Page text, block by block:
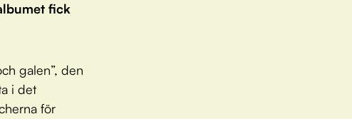
fick
galen”, den
i det
för